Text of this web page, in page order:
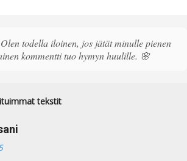
todella iloinen, jos jätät minulle pienen
kommentti tuo hymyn huulille. 🌸
tekstit